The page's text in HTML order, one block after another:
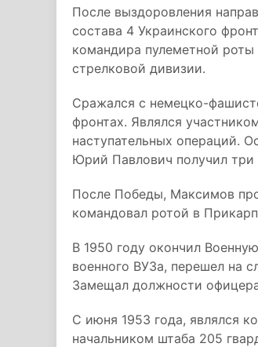
После выздоровления
состава 4 Украинского
командира пулеметной роты
стрелковой дивизии.
Сражался с немецко-
фронтах. Являлся
наступательных операций.
Юрий Павлович получил три
После Победы, Максимов
командовал ротой в
В 1950 году окончил
военного ВУЗа, перешел на
Замещал должности
С июня 1953 года, являлся
начальником штаба 205